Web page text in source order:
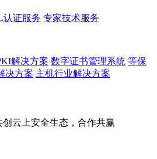
认证服务 专家技术服务
解决方案 数字证书管理系统 等保
决方案 主机行业解决方案
云上安全生态，合作共赢